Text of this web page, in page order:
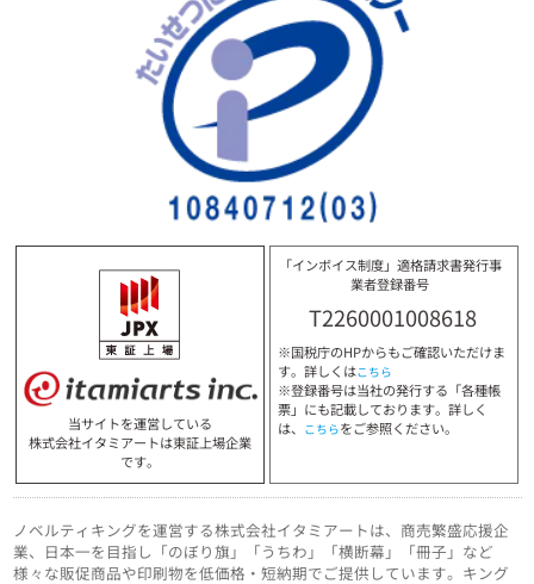
当サイトを運営している
株式会社イタミアートは東証上場企業
です。
「インボイス制度」適格請求書発行事
業者登録番号
T2260001008618
※国税庁のHPからもご確認いただけま
す。詳しくはこちら
※登録番号は当社の発行する「各種帳
票」にも記載しております。詳しく
は、 こちらをご参照ください。
ノベルティキングを運営する株式会社イタミアートは、商売繁盛応援企
業、日本一を目指し「のぼり旗」「うちわ」「横断幕」「冊子」など
様々な販促商品や印刷物を低価格・短納期でご提供しています。キング